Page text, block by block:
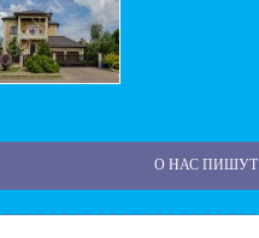
О НАС ПИШУТ